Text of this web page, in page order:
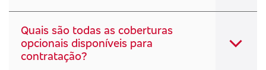
Quais são todas as coberturas
opcionais disponíveis para
contratação?